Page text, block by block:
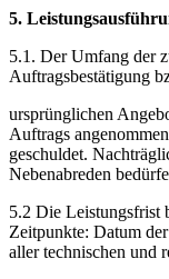
5.
5.1. Der Umfang der
Auftragsbestätigung
ursprünglichen
Auftrags
geschuldet.
Nebenabreden
5.2 Die Leistungsfrist
Zeitpunkte: Datum
aller technischen und